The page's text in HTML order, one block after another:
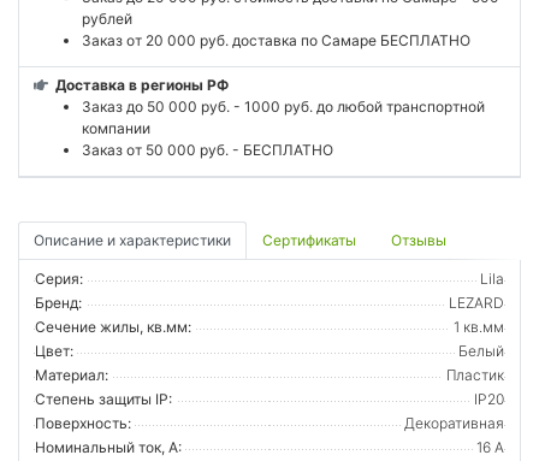
рублей
Заказ от 20 000 руб. доставка по Самаре БЕСПЛАТНО
Доставка в регионы РФ
Заказ до 50 000 руб. - 1000 руб. до любой транспортной
компании
Заказ от 50 000 руб. - БЕСПЛАТНО
Описание и характеристики Сертификаты Отзывы
Серия:
Lila
Бренд:
LEZARD
Сечение жилы, кв.мм:
1 кв.мм
Цвет:
Белый
Материал:
Пластик
Степень защиты IP:
IP20
Поверхность:
Декоративная
Номинальный ток, А:
16 А